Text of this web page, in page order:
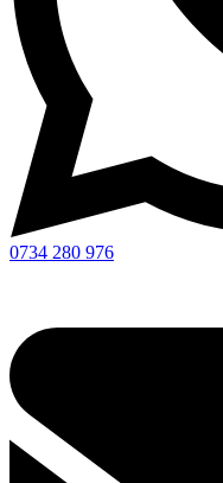
0734 280 976